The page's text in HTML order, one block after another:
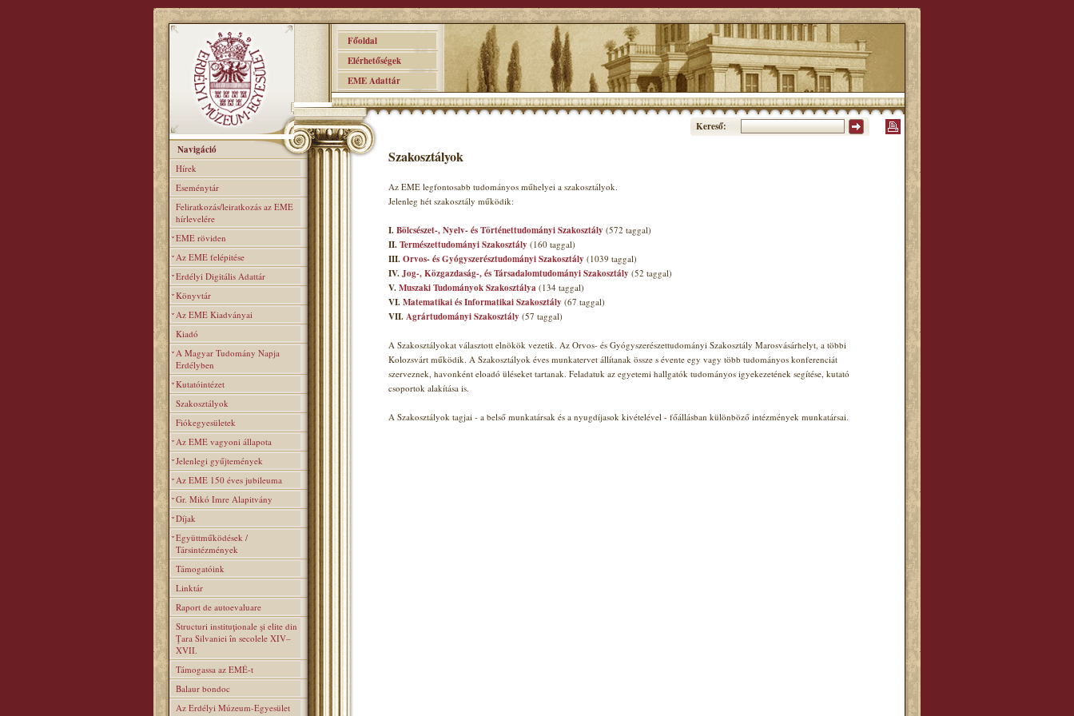
Főoldal
Elérhetőségek
EME Adattár
Kereső:
Navigáció
Hírek
Eseménytár
Feliratkozás/leiratkozás az EME
hírlevelére
EME röviden
Az EME felépitése
Erdélyi Digitális Adattár
Könyvtár
Az EME Kiadványai
Kiadó
A Magyar Tudomány Napja
Erdélyben
Kutatóintézet
Szakosztályok
Fiókegyesületek
Az EME vagyoni állapota
Jelenlegi gyűjtemények
Az EME 150 éves jubileuma
Gr. Mikó Imre Alapitvány
Díjak
Együttműködések /
Társintézmények
Támogatóink
Linktár
Raport de autoevaluare
Structuri instituţionale şi elite din
Ţara Silvaniei în secolele XIV–
XVII.
Támogassa az EMÉ-t
Balaur bondoc
Az Erdélyi Múzeum-Egyesület
Szakosztályok
Az EME legfontosabb tudományos műhelyei a szakosztályok.
Jelenleg hét szakosztály működik:
I.Bölcsészet-, Nyelv- és Történettudományi Szakosztály (572 taggal)
II.Természettudományi Szakosztály (160 taggal)
III.Orvos- és Gyógyszerésztudományi Szakosztály (1039 taggal)
IV.Jog-, Közgazdaság-, és Társadalomtudományi Szakosztály (52 taggal)
V.Muszaki Tudományok Szakosztálya (134 taggal)
VI.Matematikai és Informatikai Szakosztály (67 taggal)
VII.Agrártudományi Szakosztály (57 taggal)
A Szakosztályokat választott elnökök vezetik. Az Orvos- és Gyógyszerészettudományi Szakosztály Marosvásárhelyt, a többi
Kolozsvárt működik. A Szakosztályok éves munkatervet állítanak össze s évente egy vagy több tudományos konferenciát
szerveznek, havonként eloadó üléseket tartanak. Feladatuk az egyetemi hallgatók tudományos igyekezetének segítése, kutató
csoportok alakítása is.
A Szakosztályok tagjai - a belső munkatársak és a nyugdíjasok kivételével - főállásban különböző intézmények munkatársai.